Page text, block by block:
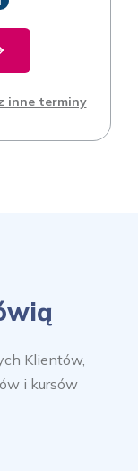
inne terminy
Klientów,
i kursów